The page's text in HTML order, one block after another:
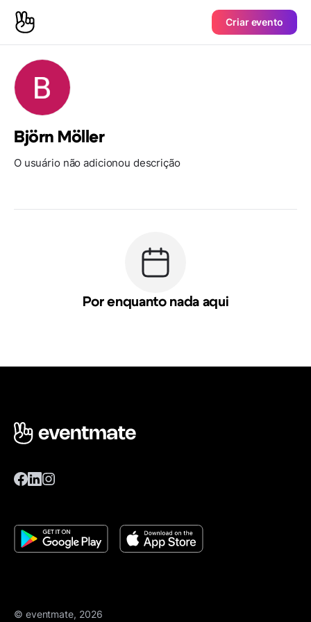
Criar evento
Björn Möller
O usuário não adicionou descrição
Por enquanto nada aqui
© eventmate, 2026